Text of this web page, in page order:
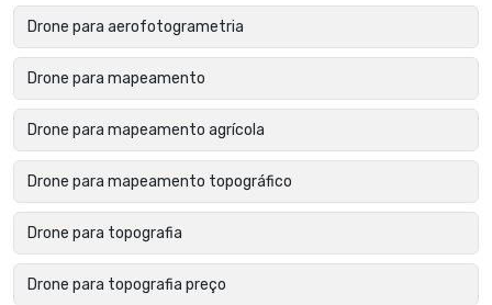
Drone para aerofotogrametria
Drone para mapeamento
Drone para mapeamento agrícola
Drone para mapeamento topográfico
Drone para topografia
Drone para topografia preço